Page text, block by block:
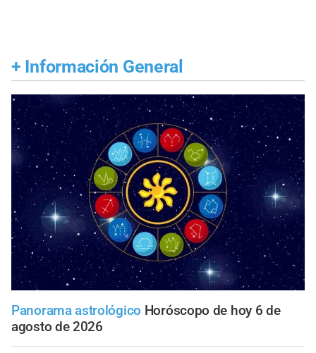
+ Información General
Panorama astrológico Horóscopo de hoy 6 de
agosto de 2026